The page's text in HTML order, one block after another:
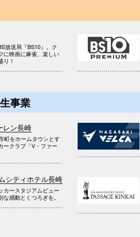
放送局『BS10』。ク
に映画に麻雀、楽しい
り！
事業
レン長崎
町をホームタウンとす
ークラブ「V・ファー
シティホテル長崎
カースタジアムビュー
な感動とくつろぎを。